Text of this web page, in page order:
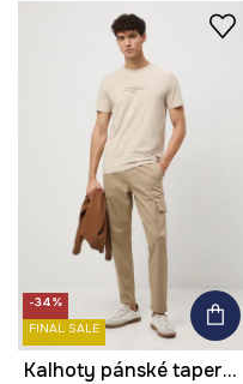
-34%
FINAL SALE
Kalhoty pánské tapered, s cargo kapsami